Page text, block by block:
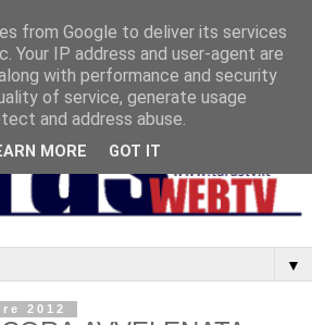
▼
2012
from Google to deliver its services
Your IP address and user-agent are
with performance and security
of service, generate usage
and address abuse.
MORE GOT IT